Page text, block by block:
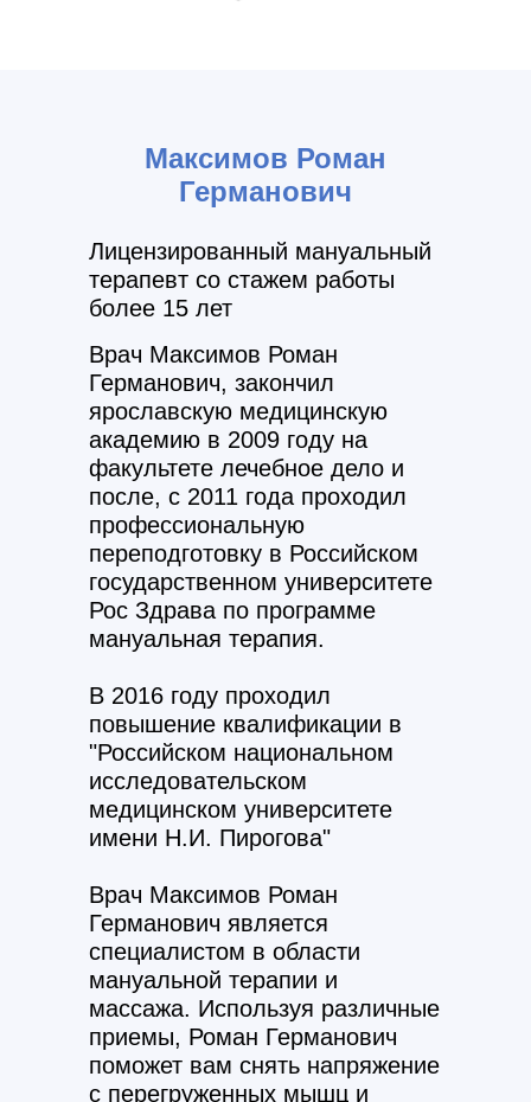
Максимов Роман
Германович
Лицензированный мануальный
терапевт со стажем работы
более 15 лет
Врач Максимов Роман
Германович, закончил
ярославскую медицинскую
академию в 2009 году на
факультете лечебное дело и
после, c 2011 года проходил
профессиональную
переподготовку в Российском
государственном университете
Рос Здрава по программе
мануальная терапия.
В 2016 году проходил
повышение квалификации в
"Российском национальном
исследовательском
медицинском университете
имени Н.И. Пирогова"
Врач Максимов Роман
Германович является
специалистом в области
мануальной терапии и
массажа. Используя различные
приемы, Роман Германович
поможет вам снять напряжение
с перегруженных мышц и